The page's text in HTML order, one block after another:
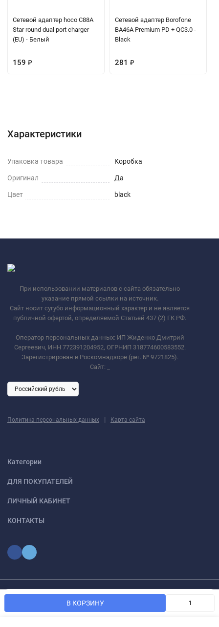
В КОРЗИНУ
Сетевой адаптер hoco C88A
Star round dual port charger
(EU) - Белый
159 ₽
Сетевой адаптер Borofone
BA46A Premium PD + QC3.0 -
Black
281 ₽
Характеристики
Упаковка товара Коробка
Оригинал Да
Цвет black
При использовании материалов с сайта обязательно
указание прямой ссылки на источник.
Сайт носит сугубо информационный характер и не является
публичной офертой, определяемой Статьей 437 (2) ГК РФ.
Оператор персональных данных: ИП Жиденко Дмитрий
Сергеевич, ИНН 772391204952, ОГРНИП 318774600583552.
Зарегистрирован в Роскомнадзоре (рег. № 9721825).
Сайт:
Политика персональных данных | Карта сайта
Категории
ДЛЯ ПОКУПАТЕЛЕЙ
ЛИЧНЫЙ КАБИНЕТ
КОНТАКТЫ